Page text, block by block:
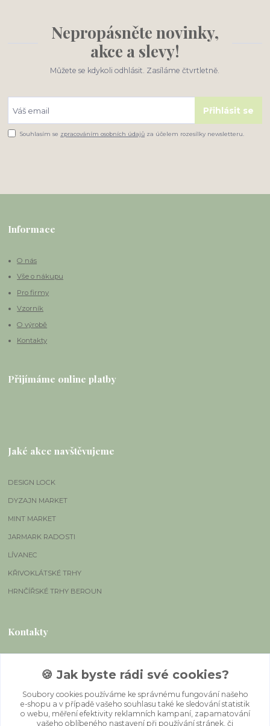
Nepropásněte novinky,
akce a slevy!
Můžete se kdykoli odhlásit. Zasíláme čtvrtletně.
Přihlásit se
Souhlasím se zpracováním osobních údajů za účelem rozesílky newsletteru.
Informace
O nás
Vše o nákupu
Pro firmy
Vzorník
O výrobě
Kontakty
Přijímáme online platby
Jaké akce navštěvujeme
DESIGN LOCK
DYZAJN MARKET
MINT MARKET
JARMARK RADOSTI
LÍVANEC
KŘIVOKLÁTSKÉ TRHY
HRNČÍŘSKÉ TRHY BEROUN
Kontakty
+420 724 468 483
info@grimbi.cz
🍪 Jak byste rádi své cookies?
Soubory cookies používáme ke správnému fungování našeho
e-shopu a v případě vašeho souhlasu také ke sledování statistik
o webu, měření efektivity reklamních kampaní, zapamatování
vašeho oblíbeného nastavení při používání stránek, či